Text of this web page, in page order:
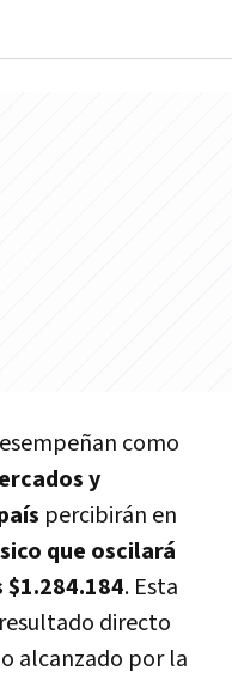
como
y
percibirán en
que oscilará
. Esta
directo
alcanzado por la